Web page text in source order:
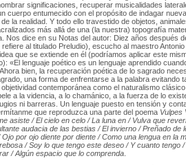
significaciones, recuperar musicalidades
cuerpo entumecido con el propósito de indagar
la realidad. Y todo ello travestido de objetos,
más allá de una (la nuestra) topografía
Nos dice en su Notas del autor: Diez años después
al titulado Preludio), escucho al maestro
que se extiende en él (podríamos aplicar este
«El lenguaje poético es un lenguaje aprendido
bien, la recuperación poética de lo sagrado
una forma de enfrentarse a la palabra evitando
contemporánea como el naturalismo
a la videncia, a lo chamánico, a la fuerza de lo
ni barreras. Un lenguaje puesto en tensión y
que reproduzca una parte del poema Vulpes
asiste / El cielo en celo / La luna en / Vulva que
audacia de las bestias / El invierno / Preñado de
por ojo diente por diente / Como una lengua en la
/ Soy lo que tengo este deseo / Y cuanto tengo
/ Algún espacio que lo comprenda.